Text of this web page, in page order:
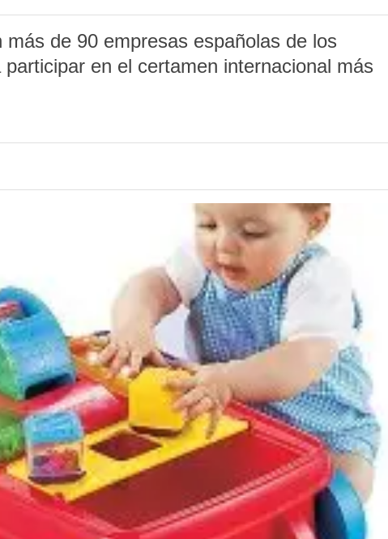
de 90 empresas españolas de los
participar en el certamen internacional más